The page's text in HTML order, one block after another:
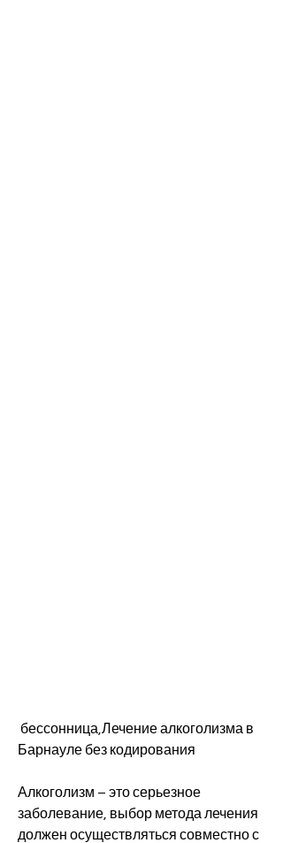
Барнауле без кодирования
Алкоголизм – это серьезное
заболевание, выбор метода лечения
должен осуществляться совместно с